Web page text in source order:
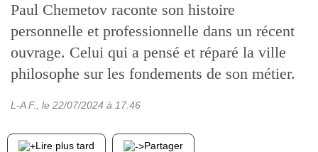
Paul Chemetov raconte son histoire
personnelle et professionnelle dans un récent
ouvrage. Celui qui a pensé et réparé la ville
philosophe sur les fondements de son métier.
L-A F. , le 22/07/2024 à 17:46
Lire plus tard Partager